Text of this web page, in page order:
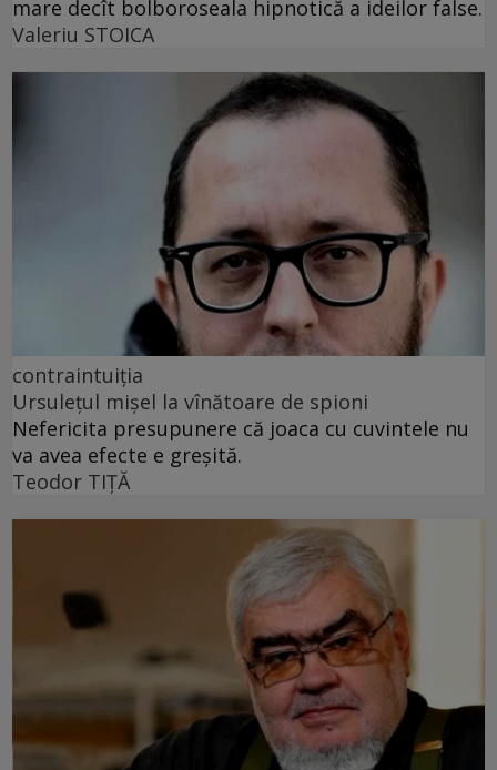
mare decît bolboroseala hipnotică a ideilor false.
Valeriu STOICA
contraintuiția
Ursulețul mișel la vînătoare de spioni
Nefericita presupunere că joaca cu cuvintele nu
va avea efecte e greșită.
Teodor TIŢĂ